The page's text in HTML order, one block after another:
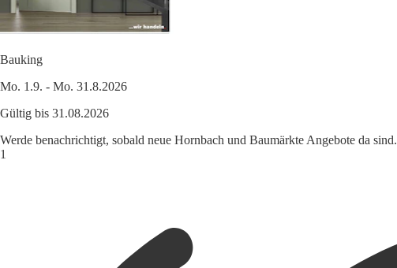
Bauking
Mo. 1.9. - Mo. 31.8.2026
Gültig bis 31.08.2026
Werde benachrichtigt, sobald neue Hornbach und Baumärkte Angebote da sind.